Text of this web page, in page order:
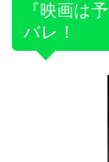
『映画は
バレ！